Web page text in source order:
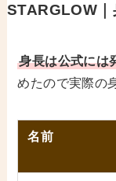
STARGLOW｜
身長は公式には
めたので実際の
名前